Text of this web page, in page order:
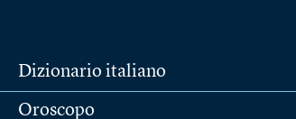
Dizionario italiano
Oroscopo